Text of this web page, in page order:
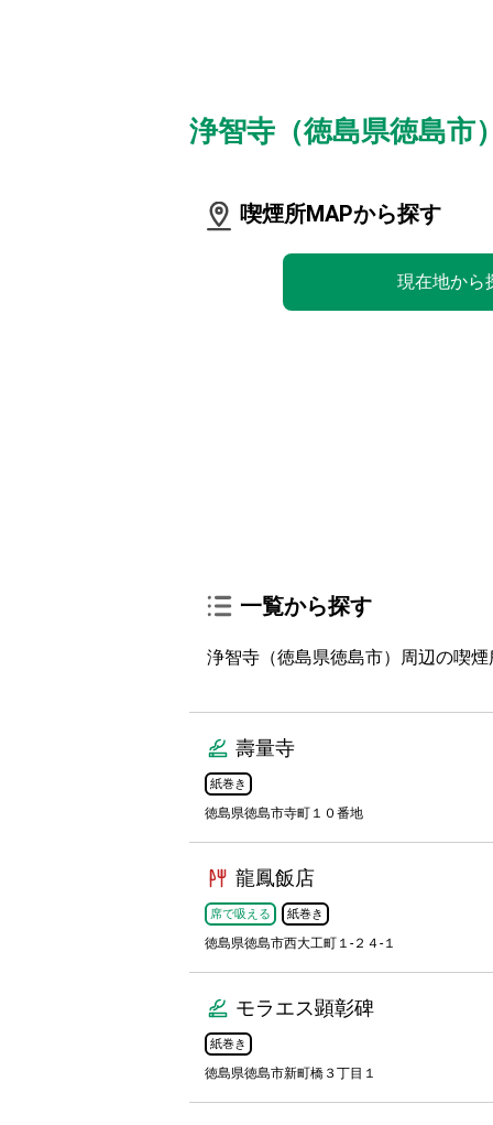
浄智寺（徳島県徳島市
喫煙所MAPから探す
現在地から
一覧から探す
浄智寺（徳島県徳島市）周辺の喫煙
壽量寺
紙巻き
徳島県徳島市寺町１０番地
龍鳳飯店
席で吸える 紙巻き
徳島県徳島市西大工町１-２４-１
モラエス顕彰碑
紙巻き
徳島県徳島市新町橋３丁目１